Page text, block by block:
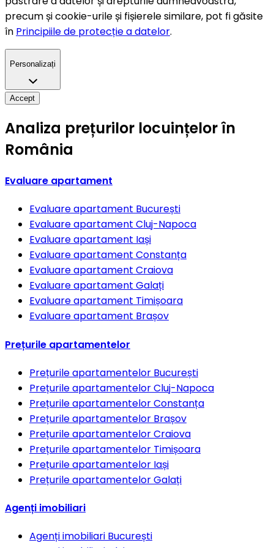
precum și cookie-urile și fișierele similare, pot fi găsite
în Principiile de protecție a datelor.
Personalizați
Accept
Analiza prețurilor locuințelor în
România
Evaluare apartament
Evaluare apartament București
Evaluare apartament Cluj-Napoca
Evaluare apartament Iași
Evaluare apartament Constanța
Evaluare apartament Craiova
Evaluare apartament Galați
Evaluare apartament Timișoara
Evaluare apartament Brașov
Prețurile apartamentelor
Prețurile apartamentelor București
Prețurile apartamentelorCluj-Napoca
Prețurile apartamentelorConstanța
Prețurile apartamentelor Brașov
Prețurile apartamentelorCraiova
Prețurile apartamentelor Timișoara
Prețurile apartamentelor Iași
Prețurile apartamentelorGalați
Agenți imobiliari
Agenți imobiliari București